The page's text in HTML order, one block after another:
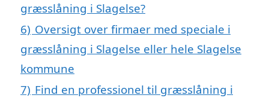
græsslåning i Slagelse?
6) Oversigt over firmaer med speciale i
græsslåning i Slagelse eller hele Slagelse
kommune
7) Find en professionel til græsslåning i